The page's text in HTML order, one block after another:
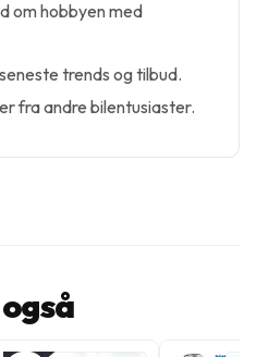
om hobbyen med
trends og tilbud.
fra andre bilentusiaster.